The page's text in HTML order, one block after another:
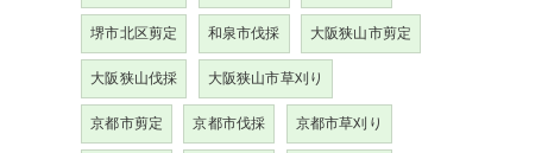
堺市北区剪定 和泉市伐採 大阪狭山市剪定
大阪狭山伐採 大阪狭山市草刈り
京都市剪定 京都市伐採 京都市草刈り